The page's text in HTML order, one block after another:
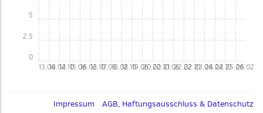
13.0614.0214.1015.0616.0216.1017.0618.0218.1019.0620.0220.1021.0622.0222.1023.0624.0224.1025.0626.02
0
2.5
5
Impressum AGB, Haftungsausschluss & Datenschutz